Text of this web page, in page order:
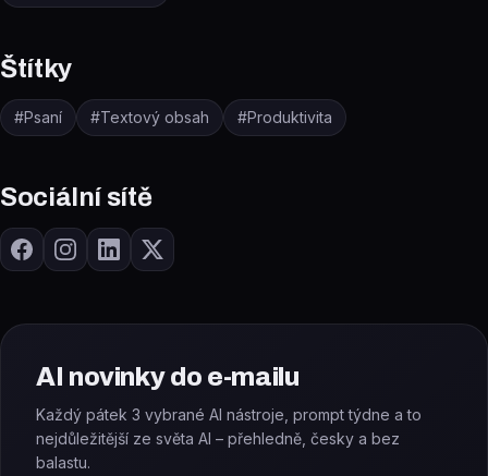
Štítky
#Psaní #Textový obsah #Produktivita
Sociální sítě
AI novinky do e-mailu
Každý pátek 3 vybrané AI nástroje, prompt týdne a to
nejdůležitější ze světa AI – přehledně, česky a bez
balastu.